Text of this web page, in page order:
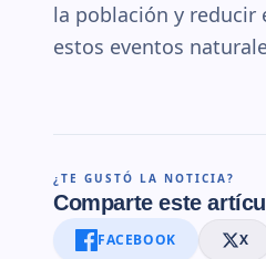
la población y reducir
estos eventos
¿TE GUSTÓ LA NOTICIA?
Comparte este
FACEBOOK X